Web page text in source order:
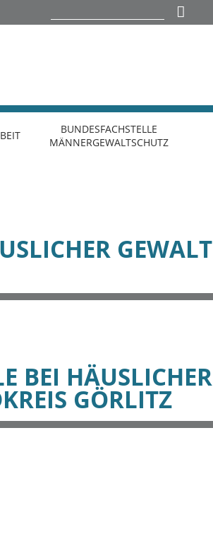
BUNDESFACHSTELLE
MÄNNERGEWALTSCHUTZ
GEWALT
BEI HÄUSLICHER
GÖRLITZ